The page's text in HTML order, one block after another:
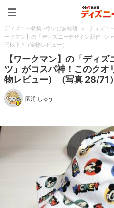
ディズニー特集 -ウレぴあ総研 > ディズニ
ークマン】の「ディズニーデザイン新作Tシ
円以下!?（実物レビュー）
【ワークマン】の「ディ
ツ」がコスパ神！このクオ
物レビュー）（写真 28/71）
園浦 しゅう